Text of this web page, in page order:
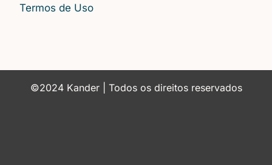
Termos de Uso
©2024 Kander | Todos os direitos reservados